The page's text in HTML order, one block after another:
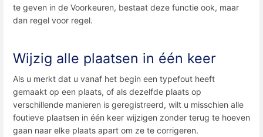
te geven in de Voorkeuren, bestaat deze functie ook, maar
dan regel voor regel.
Wijzig alle plaatsen in één keer
Als u merkt dat u vanaf het begin een typefout heeft
gemaakt op een plaats, of als dezelfde plaats op
verschillende manieren is geregistreerd, wilt u misschien alle
foutieve plaatsen in één keer wijzigen zonder terug te hoeven
gaan naar elke plaats apart om ze te corrigeren.